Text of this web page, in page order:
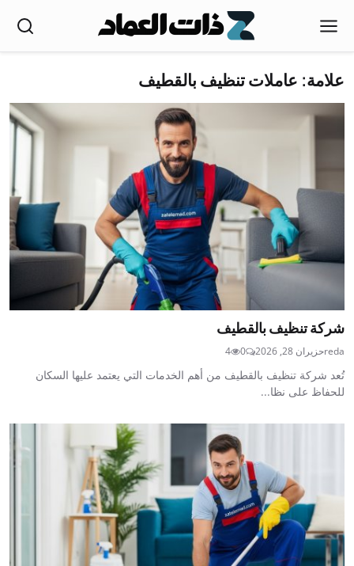
علامة: عاملات تنظيف بالقطيف
شركة تنظيف بالقطيف
redaحزيران 28, 2026 0
4
تُعد شركة تنظيف بالقطيف من أهم الخدمات التي يعتمد عليها السكان
للحفاظ على نظا...